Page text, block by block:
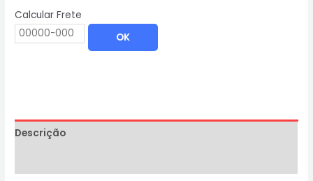
Calcular Frete
OK
Descrição